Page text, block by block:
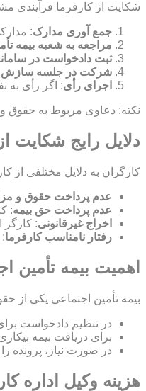
شکایت از کارفرما فرآیندی
جمع آوری مدارک:
مراجعه به شعبه بیمه
ثبت دادخواست در
شرکت در جلسه سازش
اجرای رأی: اگر رأی به
نکته: دعاوی مربوط به حقوق
دلایل رایج شکایت
کارگران به دلایل مختلفی از
عدم پرداخت حقوق و
عدم پرداخت حق بیمه:
اخراج غیرقانونی: کارگر اخراج شده ظرف 30
رفتار نامناسب کارفرما
اهمیت بیمه
بیمه تأمین اجتماعی یکی از
در تنظیم دادخواست
برای دریافت بیمه
در صورت نیاز، پرونده
هزینه وکیل اداره